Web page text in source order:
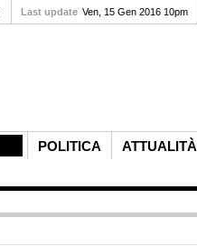
POLITICA ATTUALITÀ
Last update Ven, 15 Gen 2016 10pm